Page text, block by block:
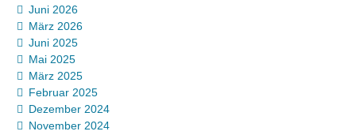
Juni 2026
März 2026
Juni 2025
Mai 2025
März 2025
Februar 2025
Dezember 2024
November 2024